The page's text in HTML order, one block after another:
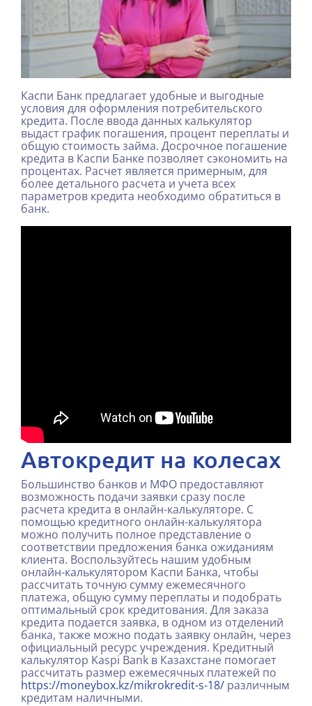
Каспи Банк предлагает удобные и выгодные
условия для оформления потребительского
кредита. После ввода данных калькулятор
выдаст график погашения, процент переплаты и
общую стоимость займа. Досрочное погашение
кредита в Каспи Банке позволяет сэкономить на
процентах. Расчет является примерным, для
более детального расчета и учета всех
параметров кредита необходимо обратиться в
банк.
Автокредит на колесах
Большинство банков и МФО предоставляют
возможность подачи заявки сразу после
расчета кредита в онлайн-калькуляторе. С
помощью кредитного онлайн-калькулятора
можно получить полное представление о
соответствии предложения банка ожиданиям
клиента. Воспользуйтесь нашим удобным
онлайн-калькулятором Каспи Банка, чтобы
рассчитать точную сумму ежемесячного
платежа, общую сумму переплаты и подобрать
оптимальный срок кредитования. Для заказа
кредита подается заявка, в одном из отделений
банка, также можно подать заявку онлайн, через
официальный ресурс учреждения. Кредитный
калькулятор Kaspi Bank в Казахстане помогает
рассчитать размер ежемесячных платежей по
https://moneybox.kz/mikrokredit-s-18/ различным
кредитам наличными.